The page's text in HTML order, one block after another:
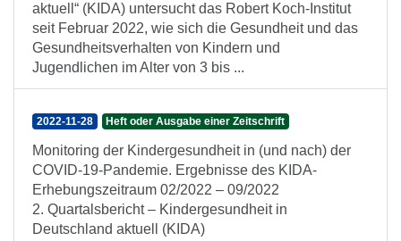
aktuell“ (KIDA) untersucht das Robert Koch-Institut
seit Februar 2022, wie sich die Gesundheit und das
Gesundheitsverhalten von Kindern und
Jugendlichen im Alter von 3 bis ...
2022-11-28 Heft oder Ausgabe einer Zeitschrift
Monitoring der Kindergesundheit in (und nach) der
COVID-19-Pandemie. Ergebnisse des KIDA-
Erhebungszeitraum 02/2022 – 09/2022
2. Quartalsbericht – Kindergesundheit in
Deutschland aktuell (KIDA)